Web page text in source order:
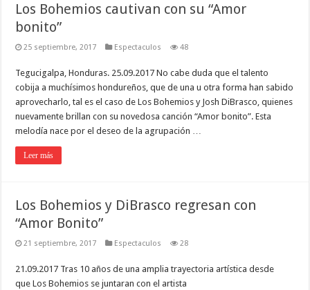
Los Bohemios cautivan con su “Amor
bonito”
25 septiembre, 2017 Espectaculos 48
Tegucigalpa, Honduras. 25.09.2017 No cabe duda que el talento
cobija a muchísimos hondureños, que de una u otra forma han sabido
aprovecharlo, tal es el caso de Los Bohemios y Josh DiBrasco, quienes
nuevamente brillan con su novedosa canción “Amor bonito”. Esta
melodía nace por el deseo de la agrupación …
Leer más
Los Bohemios y DiBrasco regresan con
“Amor Bonito”
21 septiembre, 2017 Espectaculos 28
21.09.2017 Tras 10 años de una amplia tra­yectoria artística desde
que Los Bohemios se juntaran con el artis­ta